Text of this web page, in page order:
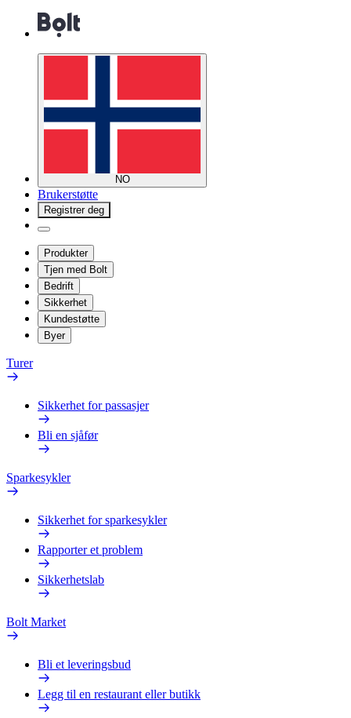
NO
Brukerstøtte
Registrer deg
Produkter
Tjen med Bolt
Bedrift
Sikkerhet
Kundestøtte
Byer
Turer
Sikkerhet for passasjer
Bli en sjåfør
Sparkesykler
Sikkerhet for sparkesykler
Rapporter et problem
Sikkerhetslab
Bolt Market
Bli et leveringsbud
Legg til en restaurant eller butikk